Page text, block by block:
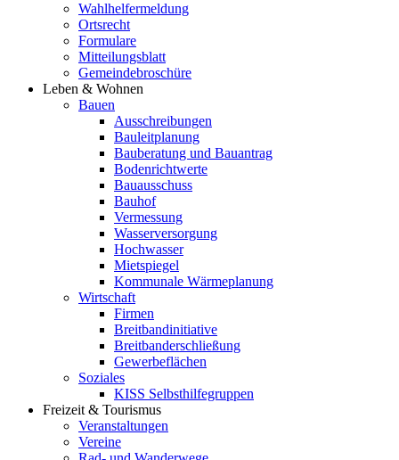
Wahlhelfermeldung
Ortsrecht
Formulare
Mitteilungsblatt
Gemeindebroschüre
Leben & Wohnen
Bauen
Ausschreibungen
Bauleitplanung
Bauberatung und Bauantrag
Bodenrichtwerte
Bauausschuss
Bauhof
Vermessung
Wasserversorgung
Hochwasser
Mietspiegel
Kommunale Wärmeplanung
Wirtschaft
Firmen
Breitbandinitiative
Breitbanderschließung
Gewerbeflächen
Soziales
KISS Selbsthilfegruppen
Freizeit & Tourismus
Veranstaltungen
Vereine